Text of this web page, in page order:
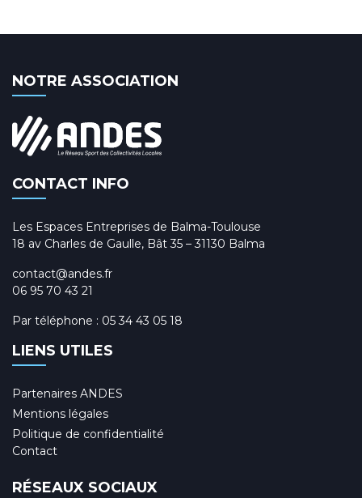
NOTRE ASSOCIATION
CONTACT INFO
Les Espaces Entreprises de Balma-Toulouse
18 av Charles de Gaulle, Bât 35 – 31130 Balma
contact@andes.fr
06 95 70 43 21
Par téléphone : 05 34 43 05 18
LIENS UTILES
Partenaires ANDES
Mentions légales
Politique de confidentialité
Contact
RÉSEAUX SOCIAUX